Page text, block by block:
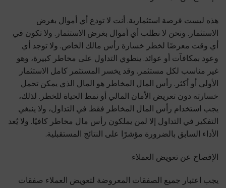
هذه ليست فرصة استثمارية. أنت لا تودع أي أموال بغرض
الاستثمار. ونحن لا نطلب أي أموال بغرض الاستثمار. ولا تكون في
أي وقت معرضًا لخطر خسارة رأس مالك الخاص. ولا توجد أي
وعود بمكافآت أو عوائد. ينطوي التداول على مخاطر كبيرة، وهو
غير مناسب لكل مستثمر. وقد يخسر المستثمر كامل الاستثمار
الأولي أو أكثر. رأس المال المخاطر هو المال الذي يمكن تحمل
خسارته دون تعريض الأمان المالي أو نمط الحياة للخطر. لذلك،
يجب استخدام رأس المال المخاطر فقط في التداول، ولا ينبغي
التفكير في التداول إلا لمن يملكون رأس مال مخاطر كافيًا. ولا يُعد
الأداء السابق بالضرورة مؤشرًا على النتائج المستقبلية.
الإفصاح عن تعويض العملاء
يجب اعتبار جميع الصفقات المعروضة لتعويض العملاء صفقات